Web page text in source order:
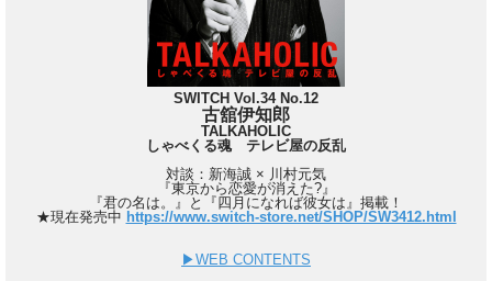
SWITCH Vol.34 No.12
古舘伊知郎
TALKAHOLIC
しゃべくる魂 テレビ屋の反乱
対談：新海誠 × 川村元気
『東京から恋愛が消えた?』
『君の名は。』と『四月になれば彼女は』掲載！
★現在発売中 https://www.switch-store.net/SHOP/SW3412.html
▶︎WEB CONTENTS